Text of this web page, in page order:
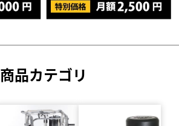
商品カテゴリ